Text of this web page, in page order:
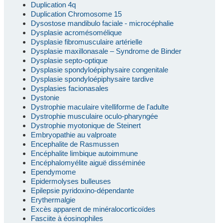
Duplication 4q
Duplication Chromosome 15
Dysostose mandibulo faciale - microcéphalie
Dysplasie acromésomélique
Dysplasie fibromusculaire artérielle
Dysplasie maxillonasale – Syndrome de Binder
Dysplasie septo-optique
Dysplasie spondyloépiphysaire congenitale
Dysplasie spondyloépiphysaire tardive
Dysplasies facionasales
Dystonie
Dystrophie maculaire vitelliforme de l'adulte
Dystrophie musculaire oculo-pharyngée
Dystrophie myotonique de Steinert
Embryopathie au valproate
Encephalite de Rasmussen
Encéphalite limbique autoimmune
Encéphalomyélite aiguë disséminée
Ependymome
Epidermolyses bulleuses
Epilepsie pyridoxino-dépendante
Erythermalgie
Excès apparent de minéralocorticoïdes
Fasciite à éosinophiles